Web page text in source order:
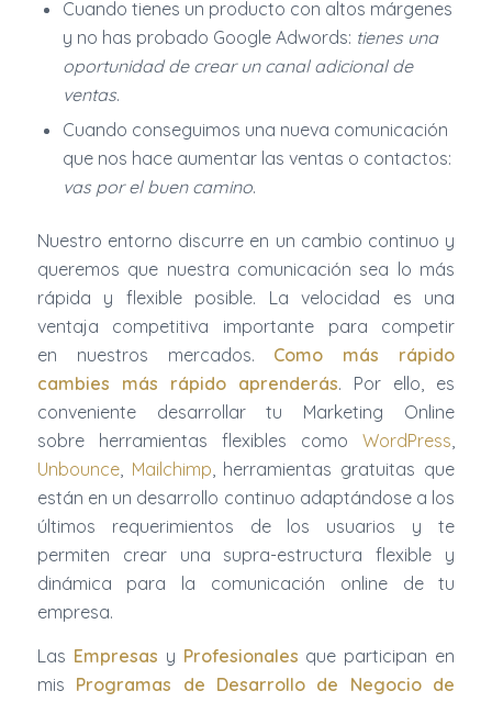
Cuando tienes un producto con altos márgenes
y no has probado Google Adwords: tienes una
oportunidad de crear un canal adicional de
ventas.
Cuando conseguimos una nueva comunicación
que nos hace aumentar las ventas o contactos:
vas por el buen camino.
Nuestro entorno discurre en un cambio continuo y
queremos que nuestra comunicación sea lo más
rápida y flexible posible. La velocidad es una
ventaja competitiva importante para competir
en nuestros mercados. Como más rápido
cambies más rápido aprenderás. Por ello, es
conveniente desarrollar tu Marketing Online
sobre herramientas flexibles comoWordPress,
Unbounce, Mailchimp, herramientas gratuitas que
están en un desarrollo continuo adaptándose a los
últimos requerimientos de los usuarios y te
permiten crear una supra-estructura flexible y
dinámica para la comunicación online de tu
empresa.
Las Empresas y Profesionales que participan en
mis Programas de Desarrollo de Negocio de